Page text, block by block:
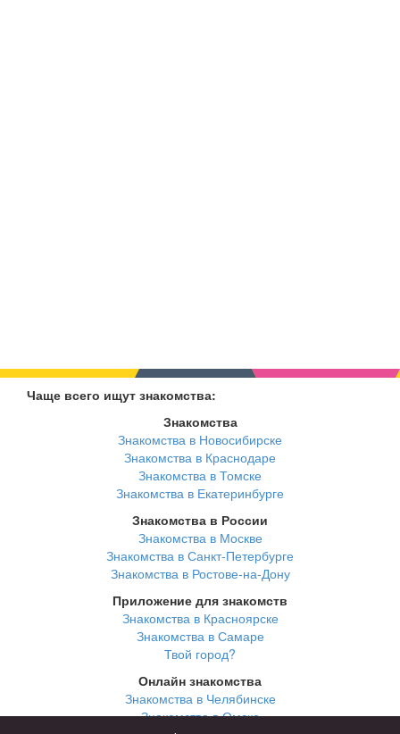
Чаще всего ищут знакомства:
Знакомства
Знакомства в Новосибирске
Знакомства в Краснодаре
Знакомства в Томске
Знакомства в Екатеринбурге
Знакомства в России
Знакомства в Москве
Знакомства в Санкт-Петербурге
Знакомства в Ростове-на-Дону
Приложение для знакомств
Знакомства в Красноярске
Знакомства в Самаре
Твой город?
Онлайн знакомства
Знакомства в Челябинске
Знакомства в Омске